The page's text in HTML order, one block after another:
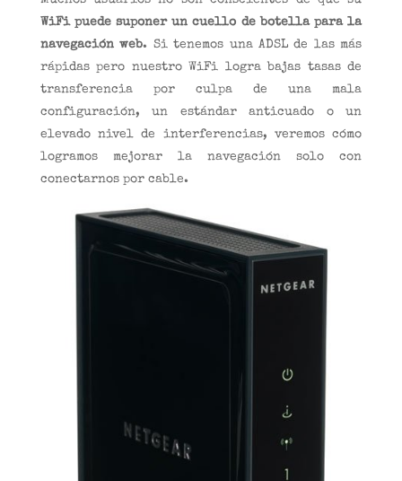
WiFi puede suponer un cuello de botella para la
navegación web. Si tenemos una ADSL de las más
rápidas pero nuestro WiFi logra bajas tasas de
transferencia por culpa de una mala
configuración, un estándar anticuado o un
elevado nivel de interferencias, veremos cómo
logramos mejorar la navegación solo con
conectarnos por cable.